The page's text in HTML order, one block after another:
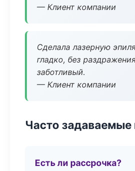
— Клиент компании
Сделала лазерную
гладко, без
заботливый.
— Клиент компании
Часто
Есть ли рассрочка?